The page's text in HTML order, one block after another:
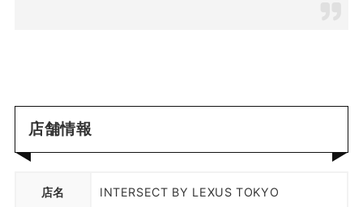
店舗情報
店名 INTERSECT BY LEXUS TOKYO